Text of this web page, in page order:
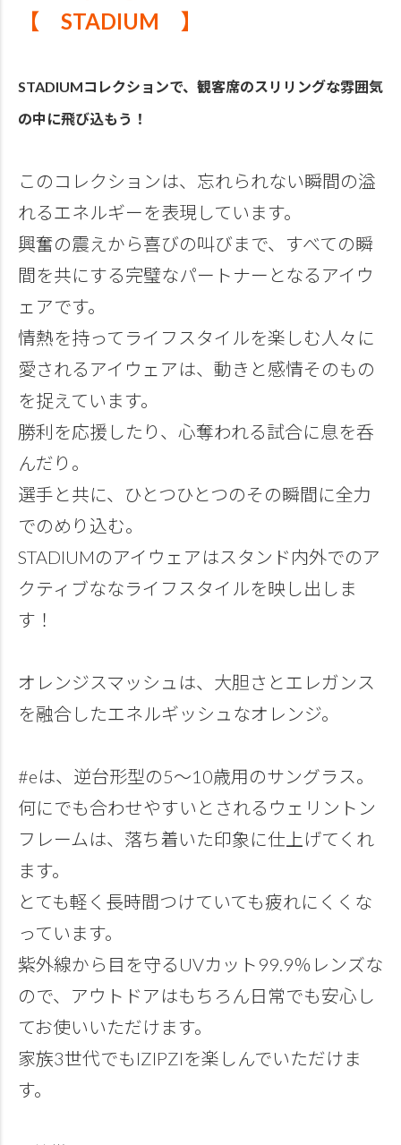
【 STADIUM 】
STADIUMコレクションで、観客席のスリリングな雰囲気
の中に飛び込もう！
このコレクションは、忘れられない瞬間の溢
れるエネルギーを表現しています。
興奮の震えから喜びの叫びまで、すべての瞬
間を共にする完璧なパートナーとなるアイウ
ェアです。
情熱を持ってライフスタイルを楽しむ人々に
愛されるアイウェアは、動きと感情そのもの
を捉えています。
勝利を応援したり、心奪われる試合に息を呑
んだり。
選手と共に、ひとつひとつのその瞬間に全力
でのめり込む。
STADIUMのアイウェアはスタンド内外でのア
クティブななライフスタイルを映し出しま
す！
オレンジスマッシュは、大胆さとエレガンス
を融合したエネルギッシュなオレンジ。
#eは、逆台形型の5～10歳用のサングラス。
何にでも合わせやすいとされるウェリントン
フレームは、落ち着いた印象に仕上げてくれ
ます。
とても軽く長時間つけていても疲れにくくな
っています。
紫外線から目を守るUVカット99.9％レンズな
ので、アウトドアはもちろん日常でも安心し
てお使いいただけます。
家族3世代でもIZIPZIを楽しんでいただけま
す。